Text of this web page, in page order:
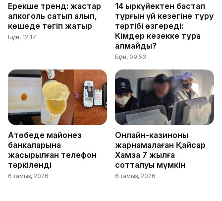
Ерекше тренд: жастар
алкоголь сатып алып,
көшеде төгіп жатыр
Бүгін, 12:17
14 қыркүйектен бастап
тұрғын үй кезегіне тұру
тәртібі өзгереді:
Кімдер кезекке тұра
алмайды?
Бүгін, 09:53
Ақтөбеде майонез
банкаларына
жасырылған телефон
тәркіленді
6 тамыз, 2026
Онлайн-казиноны
жарнамалаған Қайсар
Хамза 7 жылға
сотталуы мүмкін
6 тамыз, 2026